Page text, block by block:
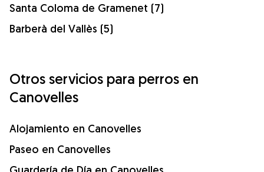
Santa Coloma de Gramenet (7)
Barberà del Vallès (5)
Otros servicios para perros en
Canovelles
Alojamiento en Canovelles
Paseo en Canovelles